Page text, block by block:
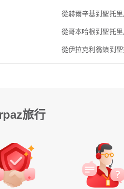
從赫爾辛基到聖托
從哥本哈根到聖托
從伊拉克利翁鎮到
旅行